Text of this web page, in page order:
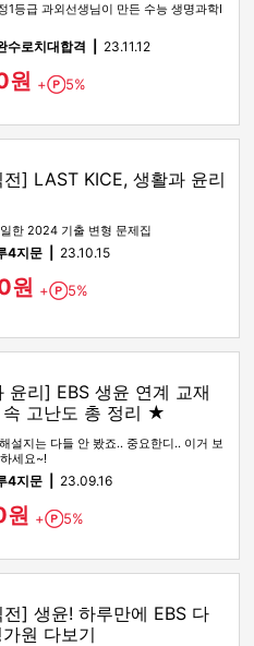
1등급 과외선생님이 만든 수능 생명과학I
수로치대합격 23.11.12
원 + Point
5%
] LAST KICE, 생활과 윤리
한 2024 기출 변형 문제집
4지문 23.10.15
원 + Point
5%
윤리] EBS 생윤 연계 교재
속 고난도 총 정리 ★
설지는 다들 안 봤죠.. 중요한디.. 이거 보
세요~!
4지문 23.09.16
+ Point
5%
] 생윤! 하루만에 EBS 다
원 다보기